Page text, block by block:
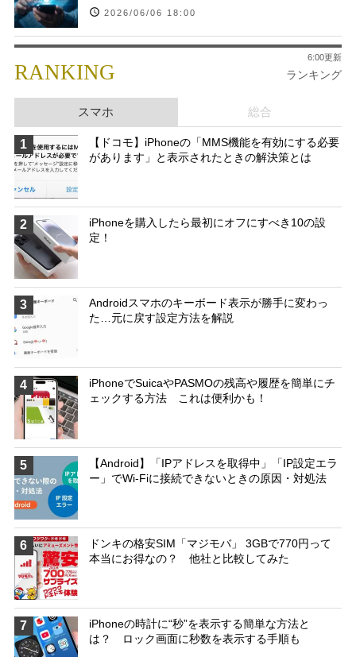
2026/06/06 18:00
RANKING ランキング
6:00更新
スマホ 総合
1
【ドコモ】iPhoneの「MMS機能を有効にする必要
があります」と表示されたときの解決策とは
2
iPhoneを購入したら最初にオフにすべき10の設
定！
3
Androidスマホのキーボード表示が勝手に変わっ
た…元に戻す設定方法を解説
4
iPhoneでSuicaやPASMOの残高や履歴を簡単にチ
ェックする方法 これは便利かも！
5
【Android】「IPアドレスを取得中」「IP設定エラ
ー」でWi-Fiに接続できないときの原因・対処法
6
ドンキの格安SIM「マジモバ」 3GBで770円って
本当にお得なの？ 他社と比較してみた
7
iPhoneの時計に“秒”を表示する簡単な方法と
は？ ロック画面に秒数を表示する手順も